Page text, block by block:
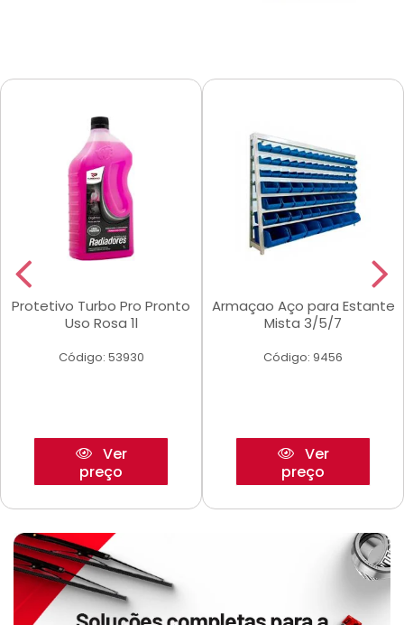
Protetivo Turbo Pro Pronto
Uso Rosa 1l
Código: 53930
Ver
preço
Armaçao Aço para Estante
Mista 3/5/7
Código: 9456
Ver
preço